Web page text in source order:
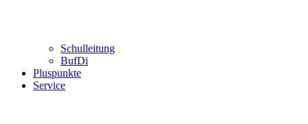
Schulleitung
BufDi
Pluspunkte
Service